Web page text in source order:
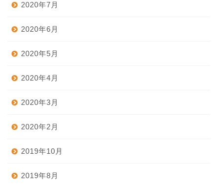
2020年7月
2020年6月
2020年5月
2020年4月
2020年3月
2020年2月
2019年10月
2019年8月